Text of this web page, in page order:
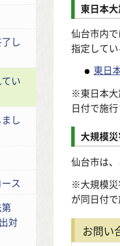
し
い
し
ス
対
東日本
仙台市内
指定して
東日
※東日本大
日付で施
大規模
仙台市は
※大規模災
が同日付
お問い